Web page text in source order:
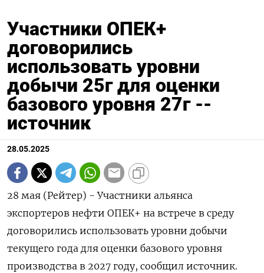
Участники ОПЕК+
договорились
использовать уровни
добычи 25г для оценки
базового уровня 27г --
источник
28.05.2025
28 мая (Рейтер) - Участники альянса
экспортеров нефти ОПЕК+ на встрече в среду
договорились использовать уровни добычи
текущего года для оценки базового уровня
производства в 2027 году, сообщил источник.